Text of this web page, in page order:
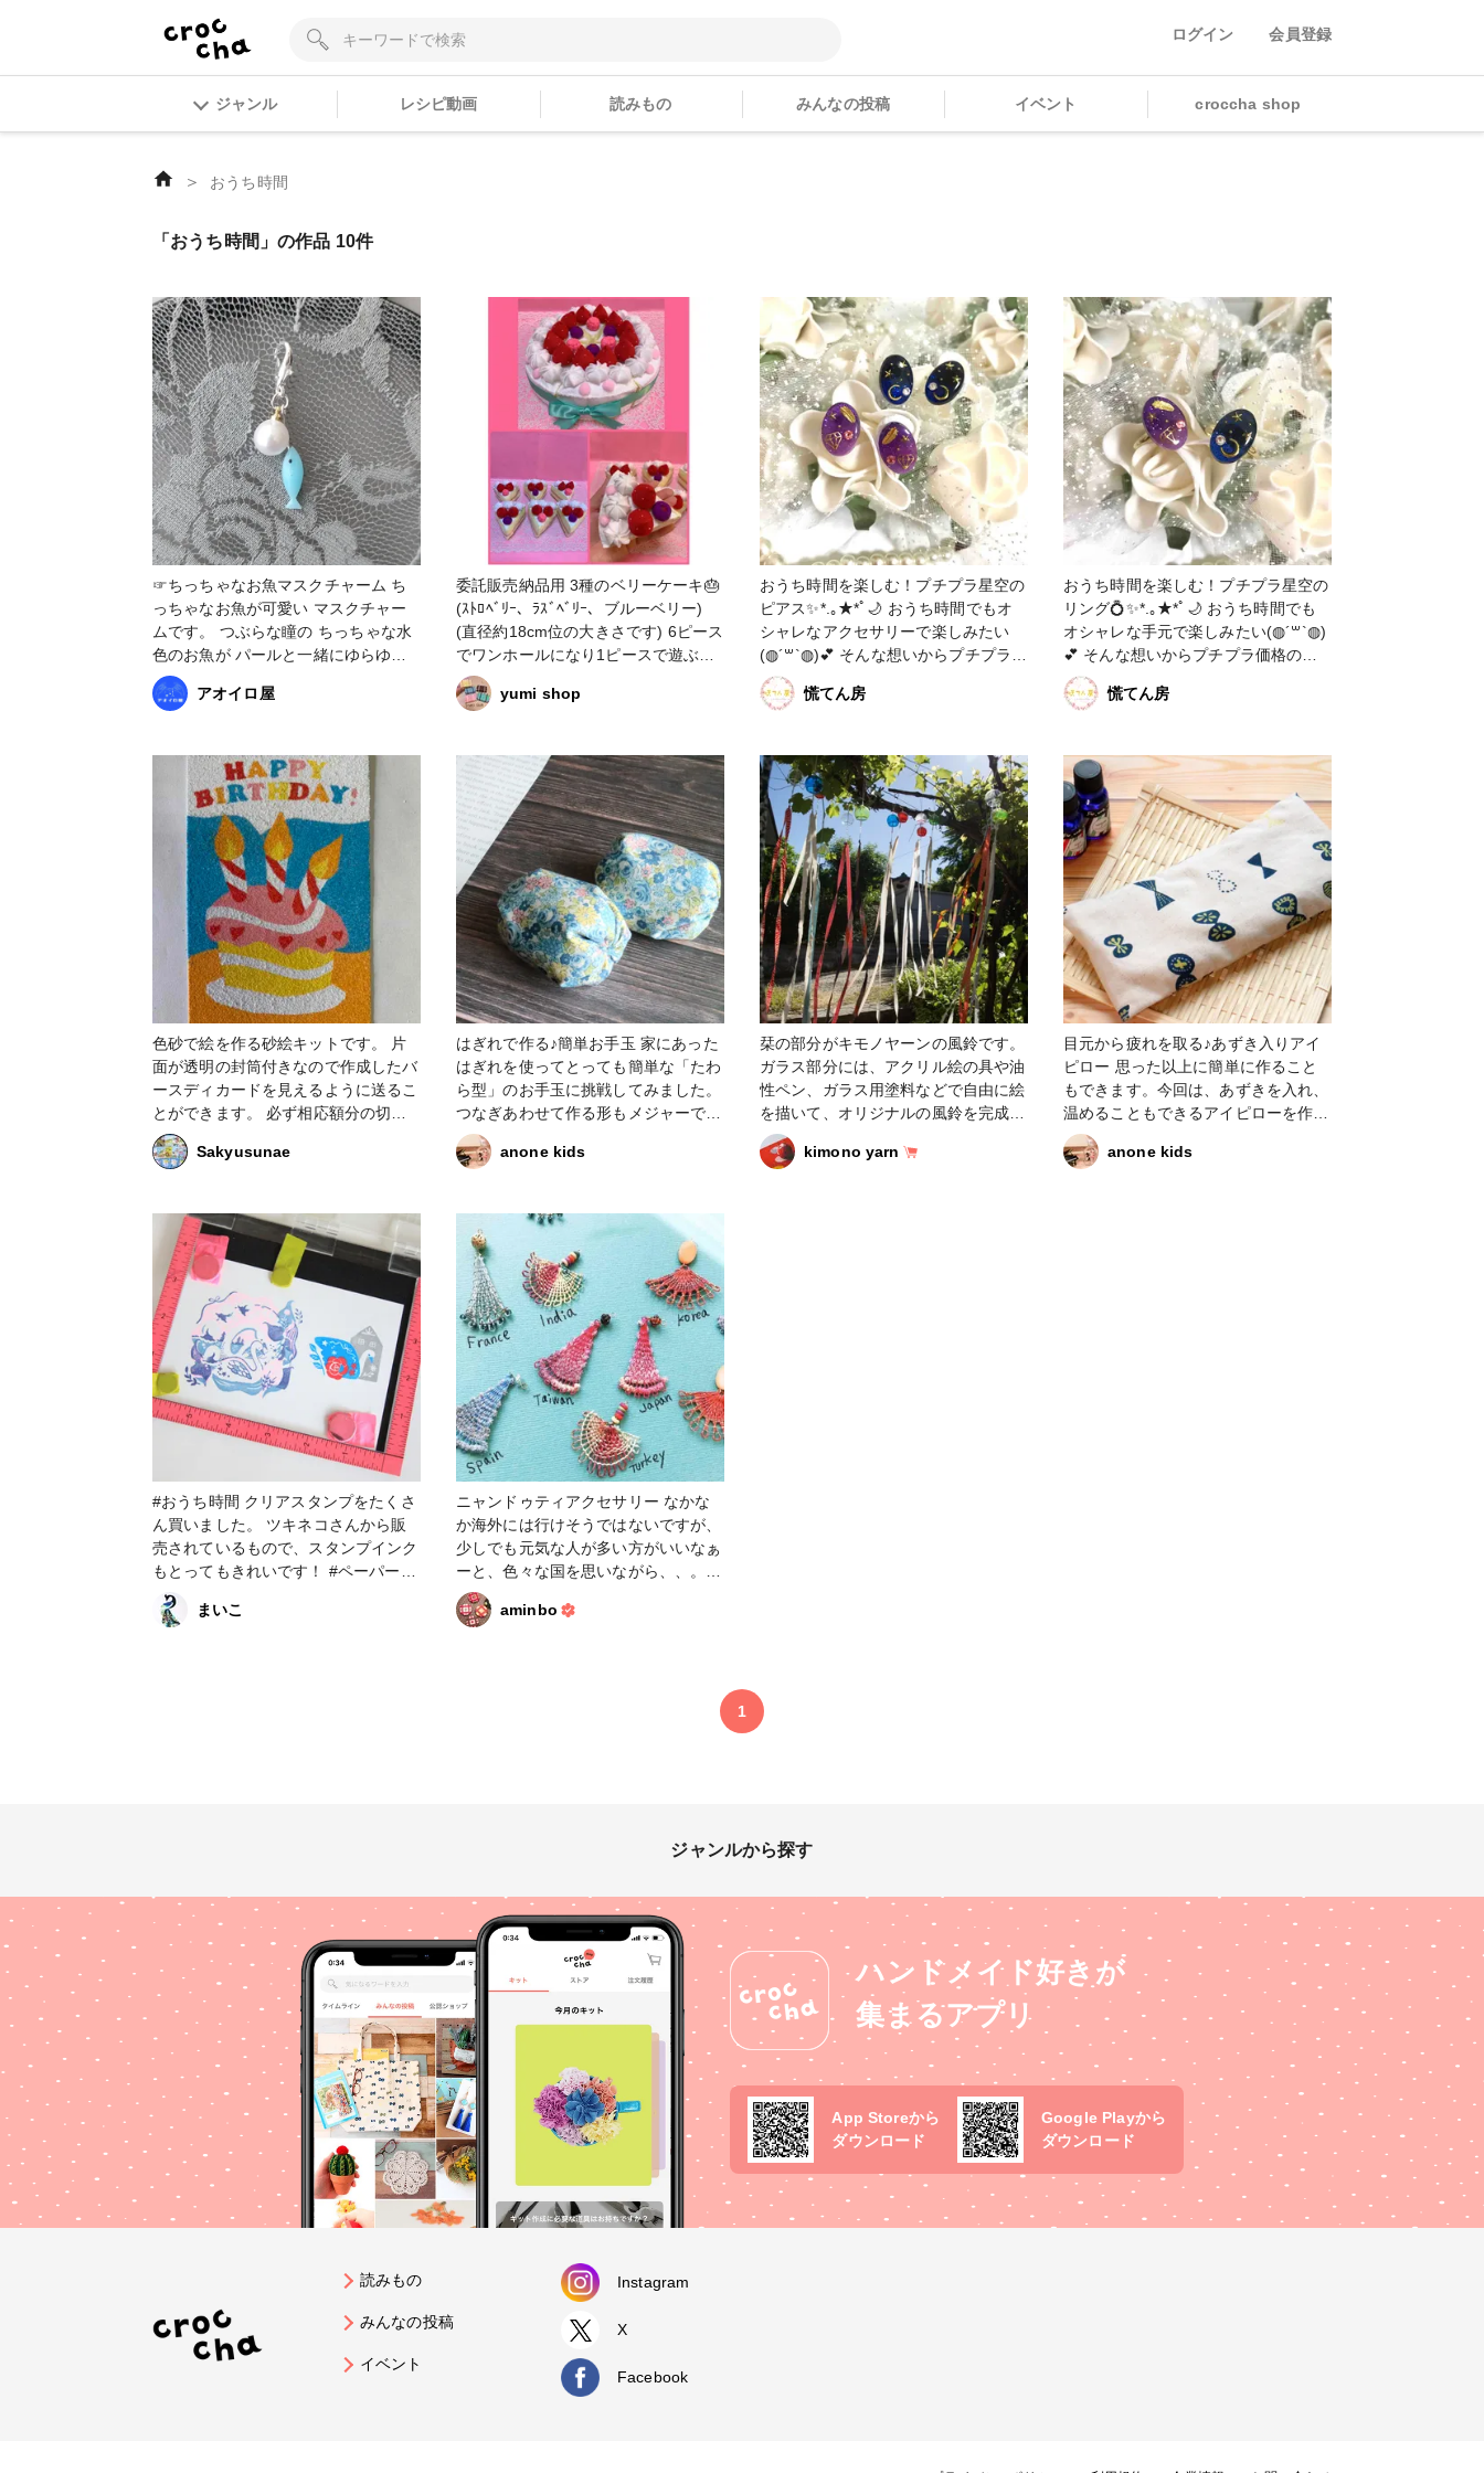
ログイン 会員登録
ジャンル レシピ動画 読みもの みんなの投稿 イベント croccha shop
＞ おうち時間
「おうち時間」の作品 10件
☞ちっちゃなお魚マスクチャーム ち
っちゃなお魚が可愛い マスクチャー
ムです。 つぶらな瞳の⁡ ⁡ちっちゃな水
色のお魚が パールと一緒にゆらゆら
揺れます！ これからの季節にピッタ
リな 個性的なマスクチャームです。
はじめての投稿 #アクセサリー部 #販
#夏 #夏色 #魚 #お魚 #さかな #マスク
チャーム #レジン #コロナ #コロナに
負けるな #おうち時間 #オシャレ #水
族館 #水族館デート #ハンドメイド #
ハンドメイドアクセサリー イド #UV
レジン
アオイロ屋
委託販売納品用 3種のベリーケーキ🎂
(ｽﾄﾛﾍﾞﾘｰ、ﾗｽﾞﾍﾞﾘｰ、ブルーベリー)
(直径約18cm位の大きさです) 6ピース
でワンホールになり1ピースで遊ぶこ
とも出来るよ💓 おうち時間にケーキ
屋さんごっこで楽しく遊んで欲しいな
ーキ#ピースでも遊べる #おうち時間
yumi shop
おうち時間を楽しむ！プチプラ星空の
ピアス✨*.｡★*ﾟ🌙 おうち時間でもオ
シャレなアクセサリーで楽しみたい
(◍︎´꒳`◍︎)💕 そんな想いからプチプラ価
格の邪魔にならないキラキラピアスを
製作しました❣️❣️ レジンの中には月や
ジしました🌃🌙*.｡★*ﾟ 表面はツヤツ
ヤ✨沢山のラメも使用しているので、
耳元でキラキラと輝きます🥰🥰 プチ
プラ価格でギフトとしてもオススメで
すよ🎁 背景のグラデーションの出し
方にこだわりました✨ #バレンタイン
コンテスト #アクセサリー部 #レジン
#販売中 #ピアス #星空 #月 #星 #プチ
プラ #おうち時間 #ファンれぽ
_partsclub
慌てん房
おうち時間を楽しむ！プチプラ星空の
リング💍✨*.｡★*ﾟ🌙 おうち時間でも
オシャレな手元で楽しみたい(◍︎´꒳`◍︎)
💕 そんな想いからプチプラ価格のキ
ラキラリングを製作しました❣️❣️ レジ
ンの中には月や星などのモチーフを閉
表面はツヤツヤ✨沢山のラメも使用し
ているので、手元でキラキラと輝きま
す🥰🥰 プチプラ価格でギフトとして
もオススメですよ🎁 背景のグラデー
ションの出し方にこだわりました✨ #
バレンタインコンテスト #アクセサリ
ー部 #リング #販売中 #UVレジン #星
空 #月 #星 #プチプラ #おうち時間 #
ファンれぽ_partsclub
慌てん房
色砂で絵を作る砂絵キットです。 片
面が透明の封筒付きなので作成したバ
ースディカードを見えるように送るこ
とができます。 必ず相応額分の切手
を貼ってください。 【中身】 ・ハガ
キサイズの台紙1枚 約150mm x 約
真1枚目、右上の作品は出来上がりサ
ンプルのため商品には入っていませ
ん。また、デザインも変えています。
（オプションで色砂¥30/個、台紙
¥130/枚にて購入できます） 幼稚園の
お子様から作ることができますのでお
うちで作ってみてください。 返品返
金はできかねますのでご了承くださ
い。 ご不明点があればコメントをく
ださい。 #知育玩具 #知育おもちゃ
#砂絵 #色砂 #砂絵アート #おうち
時間 #おうちで遊ぼう #ステイホ
ーム #サンドアート #工作 #手作り
#イベント #カラーサンド #バースデ
ーカード #趣味 #砂絵体験 #手作りア
ート #ハンドメイド #バースディカー
ド #はじめての投稿 #販売中 #イベン
ト #その他のハンドメイド
Sakyusunae
はぎれで作る♪簡単お手玉 家にあった
はぎれを使ってとっても簡単な「たわ
ら型」のお手玉に挑戦してみました。
つなぎあわせて作る形もメジャーです
が、こちらはほとんど直線を縫うだけ
で簡単にできる形になっています。
anone kids
栞の部分がキモノヤーンの風鈴です。
ガラス部分には、アクリル絵の具や油
性ペン、ガラス用塗料などで自由に絵
を描いて、オリジナルの風鈴を完成さ
せてます。 キモノヤーンの風鈴は紙
の風鈴とくらべて、柔らかい音のめ、
kimono yarn
目元から疲れを取る♪あずき入りアイ
ピロー 思った以上に簡単に作ること
もできます。今回は、あずきを入れ、
温めることもできるアイピローを作っ
てみました。
anone kids
#おうち時間 クリアスタンプをたくさ
ん買いました。 ツキネコさんから販
売されているもので、スタンプインク
もとってもきれいです！ #ペーパーク
ラフト
まいこ
ニャンドゥティアクセサリー なかな
か海外には行けそうではないですが、
少しでも元気な人が多い方がいいなぁ
ーと、色々な国を思いながら、、。
ボンドを水でといてパリっと固めまし
た！ #おうち時間
aminbo
1
ジャンルから探す
ハンドメイド好きが
集まるアプリ
App Storeから
ダウンロード
Google Playから
ダウンロード
読みもの
みんなの投稿
イベント
Instagram
X
Facebook